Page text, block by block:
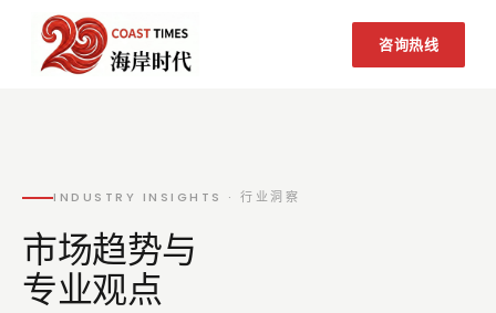
咨询热线
INDUSTRY INSIGHTS · 行业洞察
市场趋势与
专业观点